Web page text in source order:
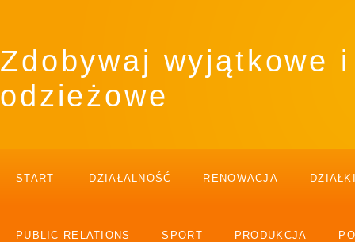
Zdobywaj wyjątkowe
odzieżowe
START DZIAŁALNOŚĆ RENOWACJA
PUBLIC RELATIONS SPORT PRODUKCJA